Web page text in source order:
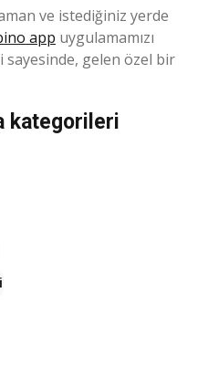
ve istediğiniz yerde
app uygulamamızı
gelen özel bir
kategorileri